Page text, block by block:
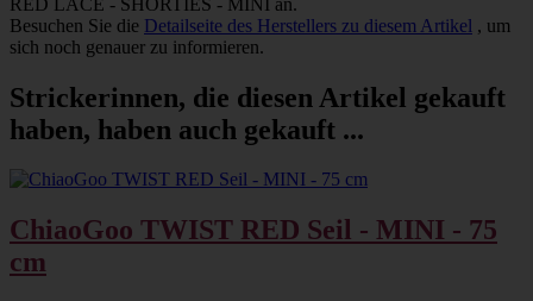
Besuchen Sie die Detailseite des Herstellers zu diesem Artikel , um
sich noch genauer zu informieren.
Strickerinnen, die diesen Artikel gekauft
haben, haben auch gekauft ...
ChiaoGoo TWIST RED Seil - MINI - 75
cm